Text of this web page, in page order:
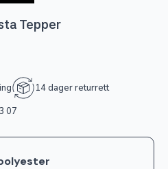
Tepper
14 dager returrett
07